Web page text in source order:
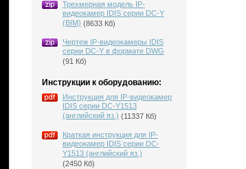
Трехмерная модель IP-
видеокамер IDIS серии DC-Y
(BIM) (8633 Кб)
Чертеж IP-видеокамеры IDIS
серии DC-Y в формате DWG
(91 Кб)
Инструкции к оборудованию:
Инструкция для IP-видеокамер
IDIS серии DC-Y1513
(английский яз.) (11337 Кб)
Краткая инструкция для IP-
видеокамер IDIS серии DC-
Y1513 (английский яз.)
(2450 Кб)